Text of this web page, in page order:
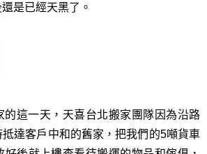
是已經天黑了。
的這一天，天喜台北搬家團隊因為沿路
達客戶中和的舊家，把我們的5噸貨車